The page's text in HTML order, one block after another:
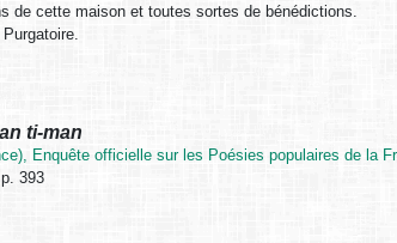
de cette maison et toutes sortes de bénédictions.
ti-man
Enquête officielle sur les Poésies populaires de la
393